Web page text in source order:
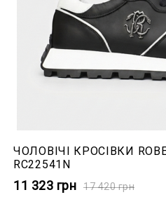
ЧОЛОВІЧІ КРОСІВКИ
RC22541N
11 323 грн 17 420грн